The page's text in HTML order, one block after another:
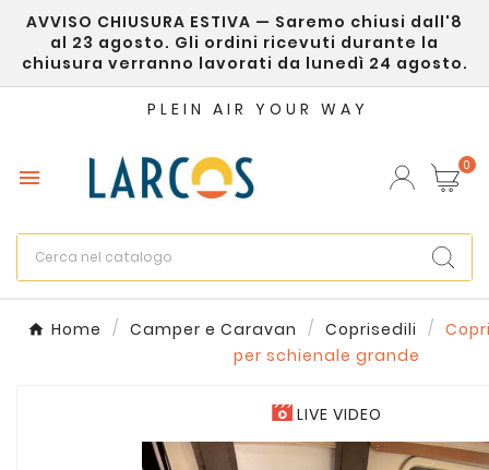
AVVISO CHIUSURA ESTIVA — Saremo chiusi dall'8
al 23 agosto. Gli ordini ricevuti durante la
chiusura verranno lavorati da lunedì 24 agosto.
PLEIN AIR YOUR WAY
 0
Home Camper e Caravan Coprisedili
per schienale grande
LIVE VIDEO
Crea lista dei desideri ×
Nome lista dei desideri
Annulla Crea lista dei desideri